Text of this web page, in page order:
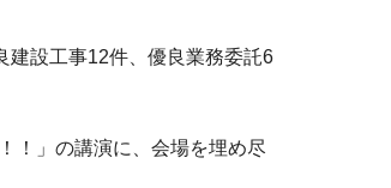
建設工事12件、優良業務委託6
！」の講演に、会場を埋め尽